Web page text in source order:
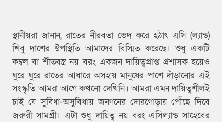
স্থানীয়রা জানান, রাতের নীরবতা ভেদ করে হঠাৎ এসি (ল্যান্ড)
শিবু দাশের উপস্থিতি আমাদের বিস্মিত করেছে। শুধু একটি
কম্বল বা শীতবস্ত্র নয় বরং একজন দায়িত্বপ্রাপ্ত প্রশাসক হয়েও
ঘুরে ঘুরে রাতের আধারে অসহায় মানুষের পাশে দাঁড়ানোর এই
সংস্কৃতি আমরা আগে কখনো দেখিনি। আমরা এমন দায়িত্বশীলই
চাই যে সুবিধা-অসুবিধায় জনগনের দোরগোড়ায় পৌঁছে দিবে
জরুরী সামগ্রী। এটা শুধু দায়িত্ব নয় বরং এসিল্যান্ড সাহেবের